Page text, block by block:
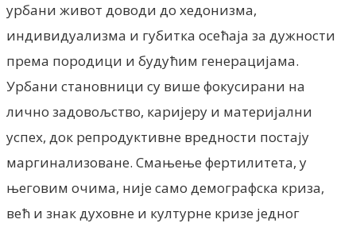
урбани живот доводи до хедонизма,
индивидуализма и губитка осећаја за дужности
према породици и будућим генерацијама.
Урбани становници су више фокусирани на
лично задовољство, каријеру и материјални
успех, док репродуктивне вредности постају
маргинализоване. Смањење фертилитета, у
његовим очима, није само демографска криза,
већ и знак духовне и културне кризе једног